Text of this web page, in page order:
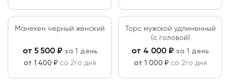
Манекен черный женский
от 5 500₽ за 1 день
от 1 400 ₽ со 2го дня
Торс мужской удлиненный
(с головой)
от 4 000 ₽ за 1 день
от 1 000 ₽ со 2го дня